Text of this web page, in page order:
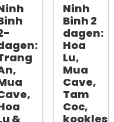
&
Ninh
Binh 2
dagen:
Hoa
Lu,
Mua
Cave,
Tam
Coc,
kookles